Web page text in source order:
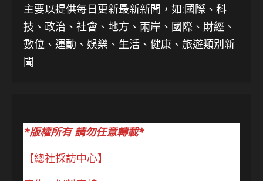
主要以提供每日更新最新新聞 ，如:國際、科
技、 政治、社會、地方、兩岸、國際、財經、
數位、運動、娛樂、生活、健康、旅遊類別新
聞
*版權所有 請勿任意轉載*
【總社採訪中心】